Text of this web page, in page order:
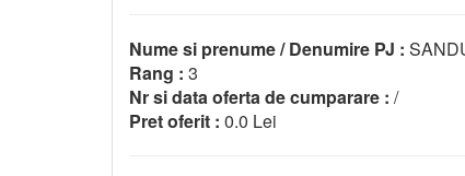
Nume si prenume / Denumire PJ :
Rang : 3
Nr si data oferta de cumparare : /
Pret oferit : 0.0 Lei